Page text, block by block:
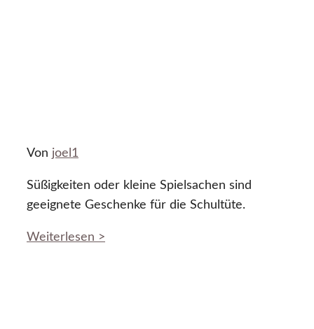
Von joel1
Süßigkeiten oder kleine Spielsachen sind
geeignete Geschenke für die Schultüte.
Weiterlesen >